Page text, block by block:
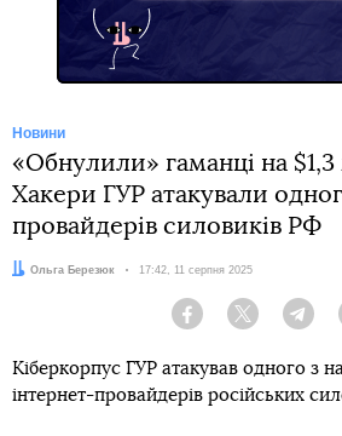
Новини
«Обнулили» гаманці на $1,3
Хакери ГУР атакували
провайдерів силовиків РФ
Автор:
Ольга Березюк Дата:
17:42, 11 серпня 2025
Facebook Twitter
Кіберкорпус ГУР атакував одного з
інтернет-провайдерів російських